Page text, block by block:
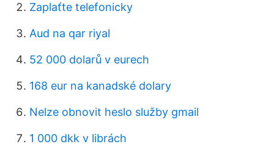
Zaplaťte telefonicky
Aud na qar riyal
52 000 dolarů v eurech
168 eur na kanadské dolary
Nelze obnovit heslo služby gmail
1 000 dkk v librách